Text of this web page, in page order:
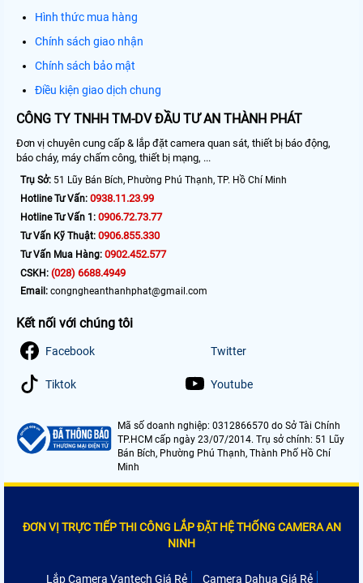
Hình thức mua hàng
Chính sách giao nhận
Chính sách bảo mật
Điều kiện giao dịch chung
CÔNG TY TNHH TM-DV ĐẦU TƯ AN THÀNH PHÁT
Đơn vị chuyên cung cấp & lắp đặt camera quan sát, thiết bị báo động,
báo cháy, máy chấm công, thiết bị mạng, ...
Trụ Sở: 51 Lũy Bán Bích, Phường Phú Thạnh, TP. Hồ Chí Minh
Hotline Tư Vấn: 0938.11.23.99
Hotline Tư Vấn 1: 0906.72.73.77
Tư Vấn Kỹ Thuật: 0906.855.330
Tư Vấn Mua Hàng: 0902.452.577
CSKH: (028) 6688.4949
Email: congngheanthanhphat@gmail.com
Kết nối với chúng tôi
Facebook Twitter
Tiktok Youtube
Mã số doanh nghiệp: 0312866570 do Sở Tài Chính
TP.HCM cấp ngày 23/07/2014. Trụ sở chính: 51 Lũy
Bán Bích, Phường Phú Thạnh, Thành Phố Hồ Chí
Minh
ĐƠN VỊ TRỰC TIẾP THI CÔNG LẮP ĐẶT HỆ THỐNG CAMERA AN
NINH
Lắp Camera Vantech Giá Rẻ
Camera Dahua Giá Rẻ